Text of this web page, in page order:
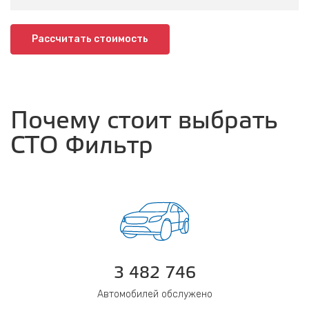
Рассчитать стоимость
Почему стоит выбрать
СТО Фильтр
3 482 746
Автомобилей обслужено